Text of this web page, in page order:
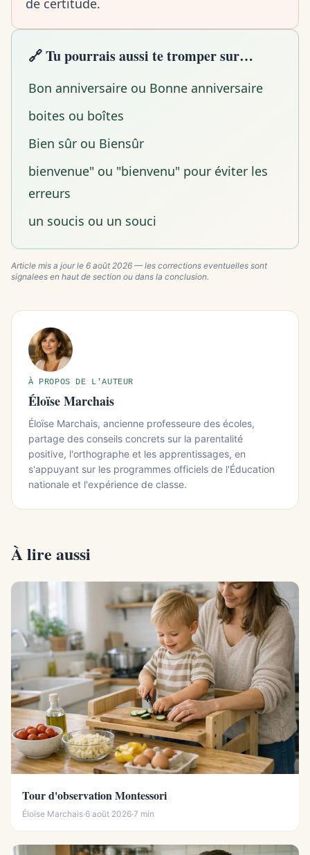
de certitude.
🔗 Tu pourrais aussi te tromper sur…
Bon anniversaire ou Bonne anniversaire
boites ou boîtes
Bien sûr ou Biensûr
bienvenue" ou "bienvenu" pour éviter les
erreurs
un soucis ou un souci
Article mis a jour le 6 août 2026 — les corrections eventuelles sont
signalees en haut de section ou dans la conclusion.
À PROPOS DE L'AUTEUR
Éloïse Marchais
Éloïse Marchais, ancienne professeure des écoles,
partage des conseils concrets sur la parentalité
positive, l'orthographe et les apprentissages, en
s'appuyant sur les programmes officiels de l'Éducation
nationale et l'expérience de classe.
À lire aussi
Tour d'observation Montessori
Éloïse Marchais·6 août 2026·7 min